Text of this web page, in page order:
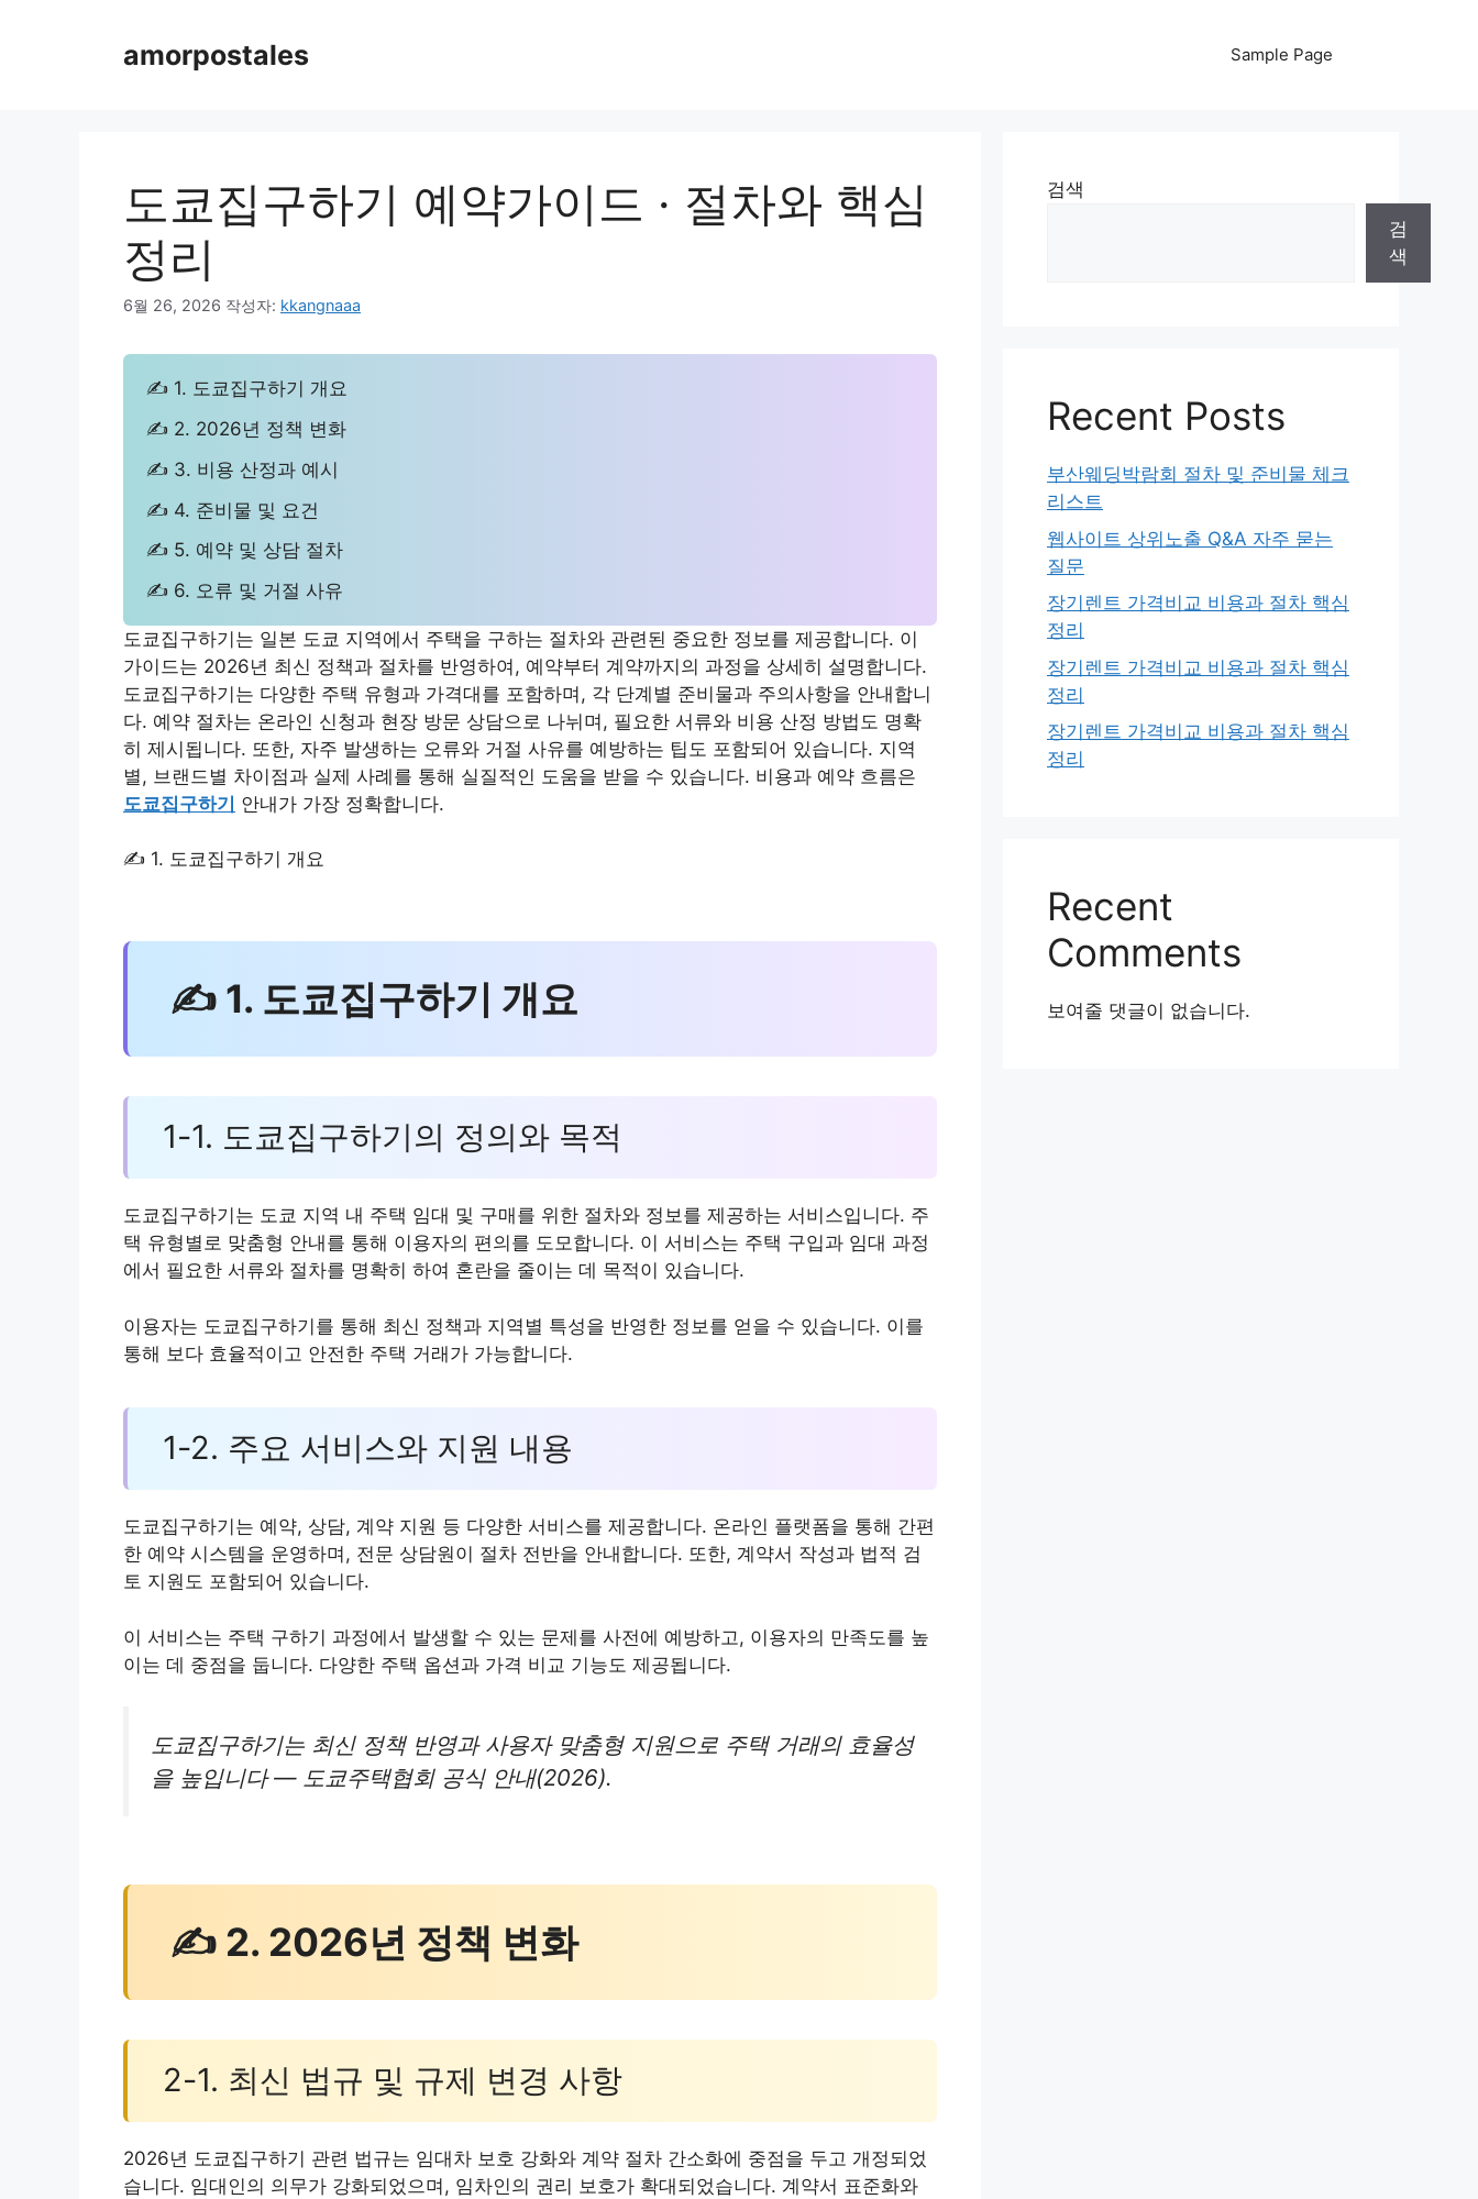
amorpostales Sample Page
도쿄집구하기 예약가이드 · 절차와 핵심
정리
6월 26, 2026 작성자: kkangnaaa
✍ 1. 도쿄집구하기 개요
✍ 2. 2026년 정책 변화
✍ 3. 비용 산정과 예시
✍ 4. 준비물 및 요건
✍ 5. 예약 및 상담 절차
✍ 6. 오류 및 거절 사유
도쿄집구하기는 일본 도쿄 지역에서 주택을 구하는 절차와 관련된 중요한 정보를 제공합니다. 이
가이드는 2026년 최신 정책과 절차를 반영하여, 예약부터 계약까지의 과정을 상세히 설명합니다.
도쿄집구하기는 다양한 주택 유형과 가격대를 포함하며, 각 단계별 준비물과 주의사항을 안내합니
다. 예약 절차는 온라인 신청과 현장 방문 상담으로 나뉘며, 필요한 서류와 비용 산정 방법도 명확
히 제시됩니다. 또한, 자주 발생하는 오류와 거절 사유를 예방하는 팁도 포함되어 있습니다. 지역
별, 브랜드별 차이점과 실제 사례를 통해 실질적인 도움을 받을 수 있습니다. 비용과 예약 흐름은
도쿄집구하기 안내가 가장 정확합니다.
✍ 1. 도쿄집구하기 개요
✍ 1. 도쿄집구하기 개요
1-1. 도쿄집구하기의 정의와 목적
도쿄집구하기는 도쿄 지역 내 주택 임대 및 구매를 위한 절차와 정보를 제공하는 서비스입니다. 주
택 유형별로 맞춤형 안내를 통해 이용자의 편의를 도모합니다. 이 서비스는 주택 구입과 임대 과정
에서 필요한 서류와 절차를 명확히 하여 혼란을 줄이는 데 목적이 있습니다.
이용자는 도쿄집구하기를 통해 최신 정책과 지역별 특성을 반영한 정보를 얻을 수 있습니다. 이를
통해 보다 효율적이고 안전한 주택 거래가 가능합니다.
1-2. 주요 서비스와 지원 내용
도쿄집구하기는 예약, 상담, 계약 지원 등 다양한 서비스를 제공합니다. 온라인 플랫폼을 통해 간편
한 예약 시스템을 운영하며, 전문 상담원이 절차 전반을 안내합니다. 또한, 계약서 작성과 법적 검
토 지원도 포함되어 있습니다.
이 서비스는 주택 구하기 과정에서 발생할 수 있는 문제를 사전에 예방하고, 이용자의 만족도를 높
이는 데 중점을 둡니다. 다양한 주택 옵션과 가격 비교 기능도 제공됩니다.
도쿄집구하기는 최신 정책 반영과 사용자 맞춤형 지원으로 주택 거래의 효율성
을 높입니다 — 도쿄주택협회 공식 안내(2026).
✍ 2. 2026년 정책 변화
2-1. 최신 법규 및 규제 변경 사항
2026년 도쿄집구하기 관련 법규는 임대차 보호 강화와 계약 절차 간소화에 중점을 두고 개정되었
습니다. 임대인의 의무가 강화되었으며, 임차인의 권리 보호가 확대되었습니다. 계약서 표준화와
검색
검
색
Recent Posts
부산웨딩박람회 절차 및 준비물 체크
리스트
웹사이트 상위노출 Q&A 자주 묻는
질문
장기렌트 가격비교 비용과 절차 핵심
정리
장기렌트 가격비교 비용과 절차 핵심
정리
장기렌트 가격비교 비용과 절차 핵심
정리
Recent
Comments
보여줄 댓글이 없습니다.